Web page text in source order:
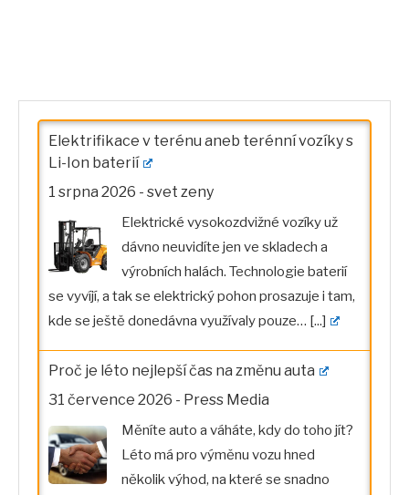
Elektrifikace v terénu aneb terénní vozíky s
Li-Ion baterií
1 srpna 2026 - svet zeny
Elektrické vysokozdvižné vozíky už
dávno neuvidíte jen ve skladech a
výrobních halách. Technologie baterií
se vyvíjí, a tak se elektrický pohon prosazuje i tam,
kde se ještě donedávna využívaly pouze… [...]
Proč je léto nejlepší čas na změnu auta
31 července 2026 - Press Media
Měníte auto a váháte, kdy do toho jít?
Léto má pro výměnu vozu hned
několik výhod, na které se snadno